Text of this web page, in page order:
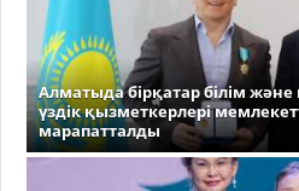
Алматыда бірқатар білім
үздік қызметкерлері
марапатталды